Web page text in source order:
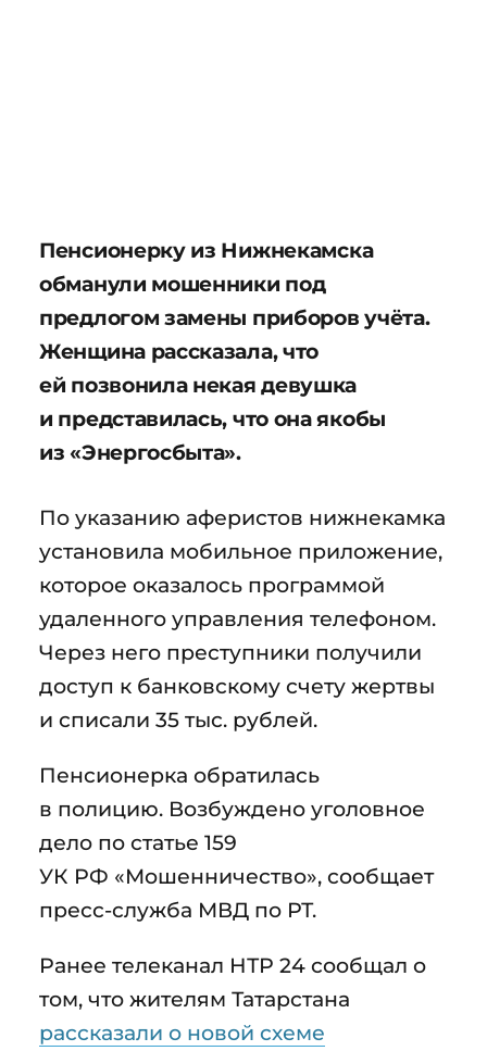
Пенсионерку из Нижнекамска
обманули мошенники под
предлогом замены приборов учёта.
Женщина рассказала, что
ей позвонила некая девушка
и представилась, что она якобы
из «Энергосбыта».
По указанию аферистов нижнекамка
установила мобильное приложение,
которое оказалось программой
удаленного управления телефоном.
Через него преступники получили
доступ к банковскому счету жертвы
и списали 35 тыс. рублей.
Пенсионерка обратилась
в полицию. Возбуждено уголовное
дело по статье 159
УК РФ «Мошенничество», сообщает
пресс-служба МВД по РТ.
Ранее телеканал НТР 24 сообщал о
том, что жителям Татарстана
рассказали о новой схеме